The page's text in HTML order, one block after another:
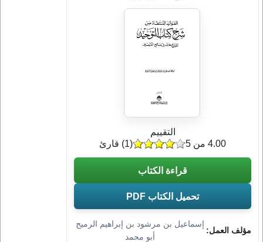
مؤلف العمل:
إسماعيل بن مرشود بن إبراهيم الرميح
أبو محمد
التقييم
(
1) قارئ 4.00 من 5
قراءة الكتاب
تحميل الكتاب PDF